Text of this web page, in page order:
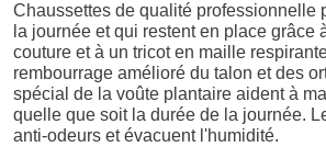
Chaussettes de qualité professionnelle
la journée et qui restent en place grâce
couture et à un tricot en maille
rembourrage amélioré du talon et des
spécial de la voûte plantaire aident à
quelle que soit la durée de la journée.
anti-odeurs et évacuent l'humidité.